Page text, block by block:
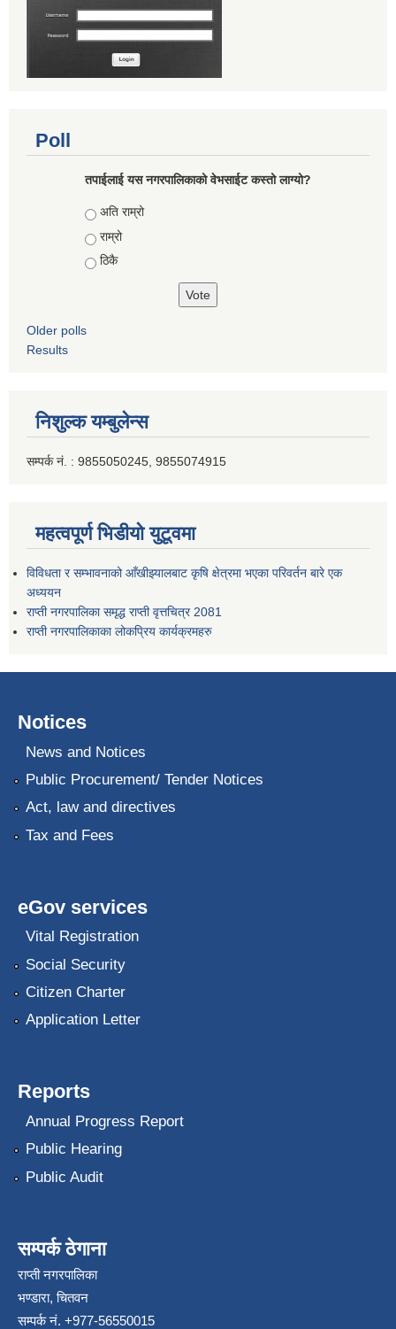
Poll
तपाईलाई यस नगरपालिकाको वेभसाईट कस्तो लाग्यो?
Choices
अति राम्रो
राम्रो
ठिकै
Older polls
Results
निशुल्क यम्बुलेन्स
सम्पर्क नं. : 9855050245, 9855074915
महत्वपूर्ण भिडीयो युटूवमा
विविधता र सम्भावनाको आँखीझ्यालबाट कृषि क्षेत्रमा भएका परिवर्तन बारे एक
अध्ययन
राप्ती नगरपालिका समृद्ध राप्ती वृत्तचित्र 2081
राप्ती नगरपालिकाका लोकप्रिय कार्यक्रमहरु
Notices
News and Notices
Public Procurement/ Tender Notices
Act, law and directives
Tax and Fees
eGov services
Vital Registration
Social Security
Citizen Charter
Application Letter
Reports
Annual Progress Report
Public Hearing
Public Audit
सम्पर्क ठेगाना
राप्ती नगरपालिका
भण्डारा, चितवन
सम्पर्क नं. +977-56550015